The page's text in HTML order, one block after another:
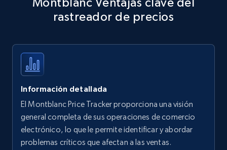
Title, Seller name, Brand, Description, Initial
35.3K+
Amazon products - find products by using
upc numbers
Title, Seller name, Brand, Description, Initial
rastreador de precios
Información detallada
El Montblanc Price Tracker proporciona una visión
general completa de sus operaciones de comercio
electrónico, lo que le permite identificar y abordar
problemas críticos que afectan a las ventas.